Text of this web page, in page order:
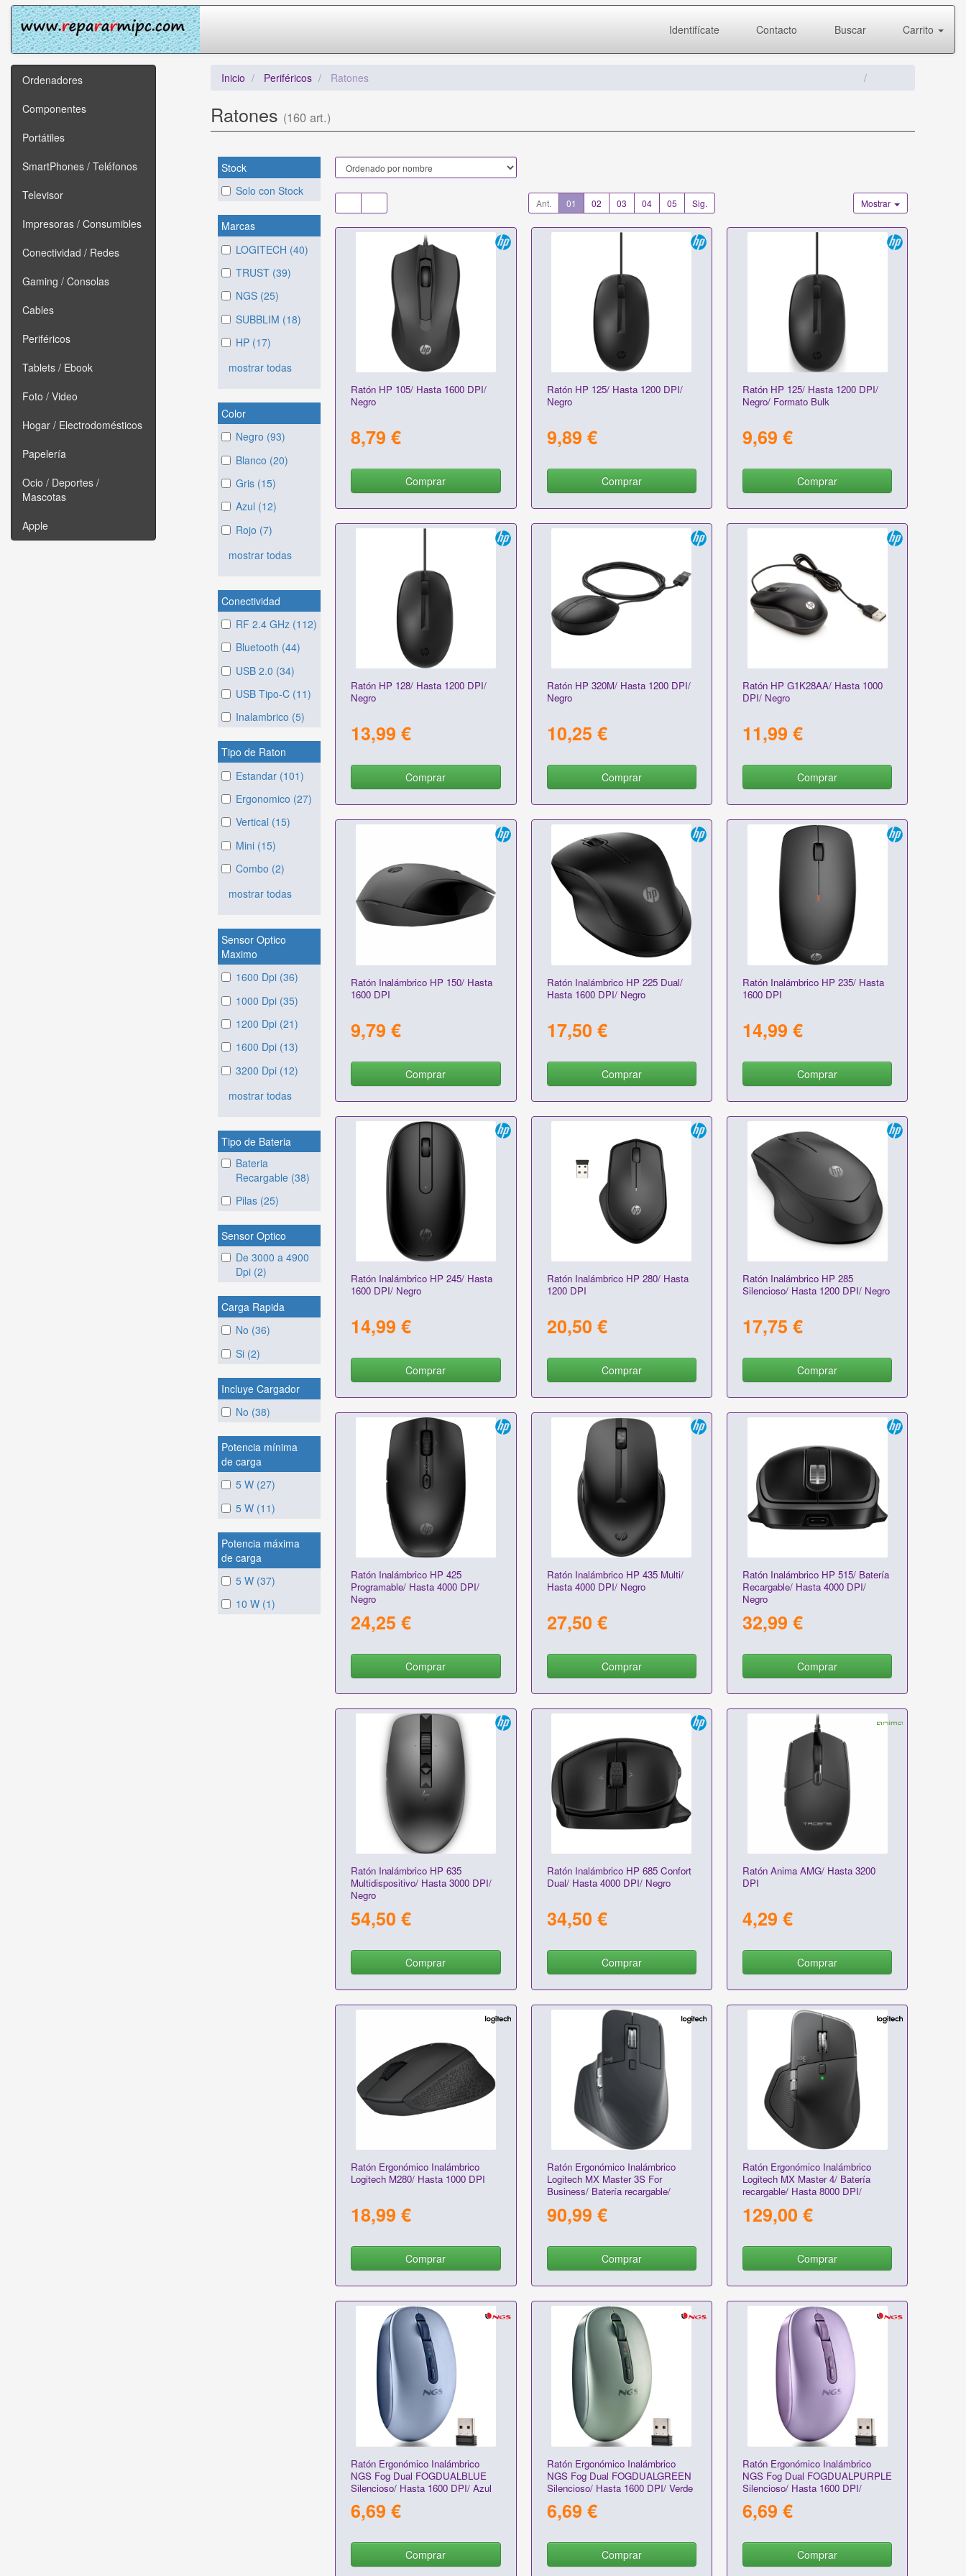
Identifícate Contacto Buscar Carrito
Ordenadores
Componentes
Portátiles
SmartPhones / Teléfonos
Televisor
Impresoras / Consumibles
Conectividad / Redes
Gaming / Consolas
Cables
Periféricos
Tablets / Ebook
Foto / Video
Hogar / Electrodomésticos
Papelería
Ocio / Deportes /
Mascotas
Apple
Inicio Periféricos Ratones
Ratones (160 art.)
Stock
Solo con Stock
Marcas
LOGITECH (40)
TRUST (39)
NGS (25)
SUBBLIM (18)
HP (17)
mostrar todas
Color
Negro (93)
Blanco (20)
Gris (15)
Azul (12)
Rojo (7)
mostrar todas
Conectividad
RF 2.4 GHz (112)
Bluetooth (44)
USB 2.0 (34)
USB Tipo-C (11)
Inalambrico (5)
Tipo de Raton
Estandar (101)
Ergonomico (27)
Vertical (15)
Mini (15)
Combo (2)
mostrar todas
Sensor Optico
Maximo
1600 Dpi (36)
1000 Dpi (35)
1200 Dpi (21)
1600 Dpi (13)
3200 Dpi (12)
mostrar todas
Tipo de Bateria
Bateria
Recargable (38)
Pilas (25)
Sensor Optico
De 3000 a 4900
Dpi (2)
Carga Rapida
No (36)
Si (2)
Incluye Cargador
No (38)
Potencia mínima
de carga
5 W (27)
5 W (11)
Potencia máxima
de carga
5 W (37)
10 W (1)
Ant. 01 02 03 04 05 Sig. Mostrar
Ratón HP 105/ Hasta 1600 DPI/
Negro
8,79 €
Comprar
Ratón HP 125/ Hasta 1200 DPI/
Negro
9,89 €
Comprar
Ratón HP 125/ Hasta 1200 DPI/
Negro/ Formato Bulk
9,69 €
Comprar
Ratón HP 128/ Hasta 1200 DPI/
Negro
13,99 €
Comprar
Ratón HP 320M/ Hasta 1200 DPI/
Negro
10,25 €
Comprar
Ratón HP G1K28AA/ Hasta 1000
DPI/ Negro
11,99 €
Comprar
Ratón Inalámbrico HP 150/ Hasta
1600 DPI
9,79 €
Comprar
Ratón Inalámbrico HP 225 Dual/
Hasta 1600 DPI/ Negro
17,50 €
Comprar
Ratón Inalámbrico HP 235/ Hasta
1600 DPI
14,99 €
Comprar
Ratón Inalámbrico HP 245/ Hasta
1600 DPI/ Negro
14,99 €
Comprar
Ratón Inalámbrico HP 280/ Hasta
1200 DPI
20,50 €
Comprar
Ratón Inalámbrico HP 285
Silencioso/ Hasta 1200 DPI/ Negro
17,75 €
Comprar
Ratón Inalámbrico HP 425
Programable/ Hasta 4000 DPI/
Negro
24,25 €
Comprar
Ratón Inalámbrico HP 435 Multi/
Hasta 4000 DPI/ Negro
27,50 €
Comprar
Ratón Inalámbrico HP 515/ Batería
Recargable/ Hasta 4000 DPI/
Negro
32,99 €
Comprar
Ratón Inalámbrico HP 635
Multidispositivo/ Hasta 3000 DPI/
Negro
54,50 €
Comprar
Ratón Inalámbrico HP 685 Confort
Dual/ Hasta 4000 DPI/ Negro
34,50 €
Comprar
Ratón Anima AMG/ Hasta 3200
DPI
4,29 €
Comprar
Ratón Ergonómico Inalámbrico
Logitech M280/ Hasta 1000 DPI
18,99 €
Comprar
Ratón Ergonómico Inalámbrico
Logitech MX Master 3S For
Business/ Batería recargable/
90,99 €
Comprar
Ratón Ergonómico Inalámbrico
Logitech MX Master 4/ Batería
recargable/ Hasta 8000 DPI/
129,00 €
Comprar
Ratón Ergonómico Inalámbrico
NGS Fog Dual FOGDUALBLUE
Silencioso/ Hasta 1600 DPI/ Azul
6,69 €
Comprar
Ratón Ergonómico Inalámbrico
NGS Fog Dual FOGDUALGREEN
Silencioso/ Hasta 1600 DPI/ Verde
6,69 €
Comprar
Ratón Ergonómico Inalámbrico
NGS Fog Dual FOGDUALPURPLE
Silencioso/ Hasta 1600 DPI/
6,69 €
Comprar